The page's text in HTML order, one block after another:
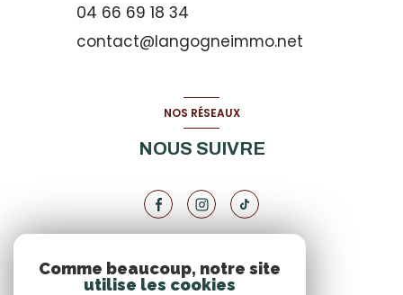
04 66 69 18 34
contact@langogneimmo.net
NOS RÉSEAUX
NOUS SUIVRE
VOTRE ESPACE
Comme beaucoup, notre site
utilise les cookies